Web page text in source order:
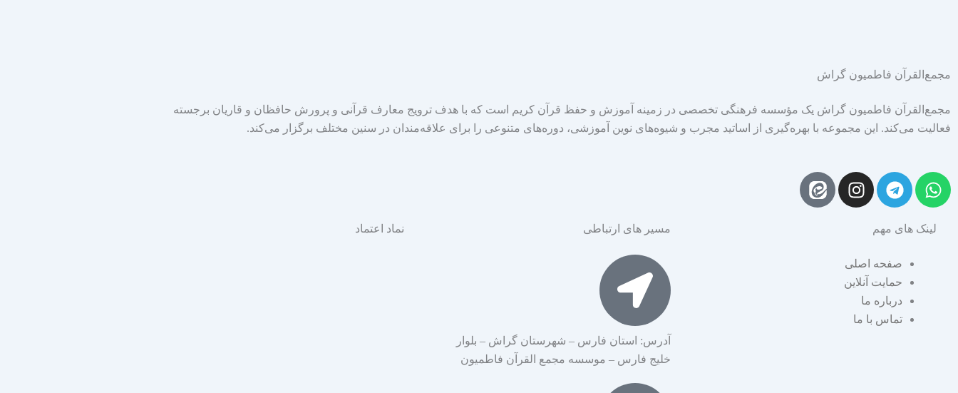
مجمع‌القرآن فاطمیون گراش
مجمع‌القرآن فاطمیون گراش یک مؤسسه فرهنگی تخصصی در زمینه آموزش و حفظ قرآن کریم است که با هدف ترویج معارف قرآنی و پرورش حافظان و قاریان برجسته
فعالیت می‌کند. این مجموعه با بهره‌گیری از اساتید مجرب و شیوه‌های نوین آموزشی، دوره‌های متنوعی را برای علاقه‌مندان در سنین مختلف برگزار می‌کند.
W
h
t
T
e
e
r
a
m
I
n
g
r
m
لینک های مهم
صفحه اصلی
حمایت آنلاین
درباره ما
تماس با ما
مسیر های ارتباطی
آدرس: استان فارس – شهرستان گراش – بلوار
خلیج فارس – موسسه مجمع القرآن فاطمیون
نماد اعتماد